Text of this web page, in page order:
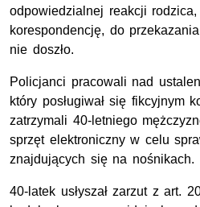
odpowiedzialnej reakcji rodzica,
korespondencję, do
nie doszło.
Policjanci pracowali nad
który posługiwał się fikcyjnym
zatrzymali 40-letniego
sprzęt elektroniczny w celu
znajdujących się na nośnikach.
40-latek usłyszał zarzut z art.